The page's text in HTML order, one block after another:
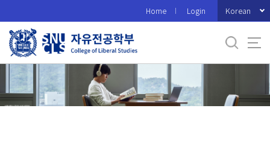
로
메
Home Login Korean